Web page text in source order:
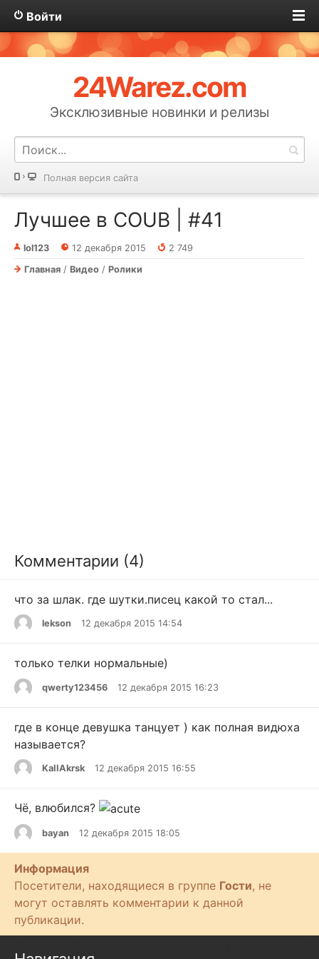
Войти
24Warez.com
Эксклюзивные новинки и релизы
Полная версия сайта
Лучшее в COUB | #41
lol123 12 декабря 2015
2 749
Главная / Видео / Ролики
Комментарии (4)
что за шлак. где шутки.писец какой то стал...
lekson 12 декабря 2015 14:54
только телки нормальные)
qwerty123456 12 декабря 2015 16:23
где в конце девушка танцует ) как полная видюха
называется?
KaIIAkrsk 12 декабря 2015 16:55
Чё, влюбился?
bayan 12 декабря 2015 18:05
Информация
Посетители, находящиеся в группе Гости, не
могут оставлять комментарии к данной
публикации.